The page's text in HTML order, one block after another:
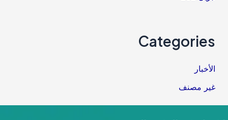
Categories
الأخبار
غير مصنف